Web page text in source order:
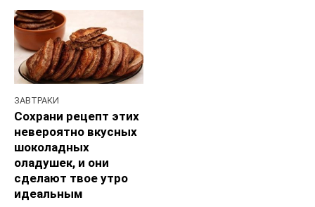
ЗАВТРАКИ
Сохрани рецепт этих
невероятно вкусных
шоколадных
оладушек, и они
сделают твое утро
идеальным